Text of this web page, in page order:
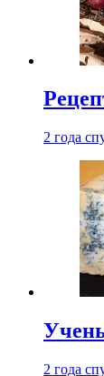
2 года
2 года